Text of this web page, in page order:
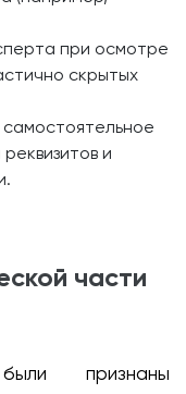
при осмотре
скрытых
и
части
признаны